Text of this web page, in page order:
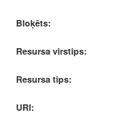
Bloķēts:
Resursa virstips:
Resursa tips:
URI: